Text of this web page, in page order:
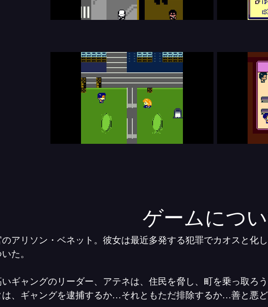
ゲームにつ
のアリソン・ベネット。彼女は最近多発する犯罪でカオス
た。
ギャングのリーダー、アテネは、住民を脅し、町を乗っ取ろう
は、ギャングを逮捕するか…それともただ排除するか…善と悪